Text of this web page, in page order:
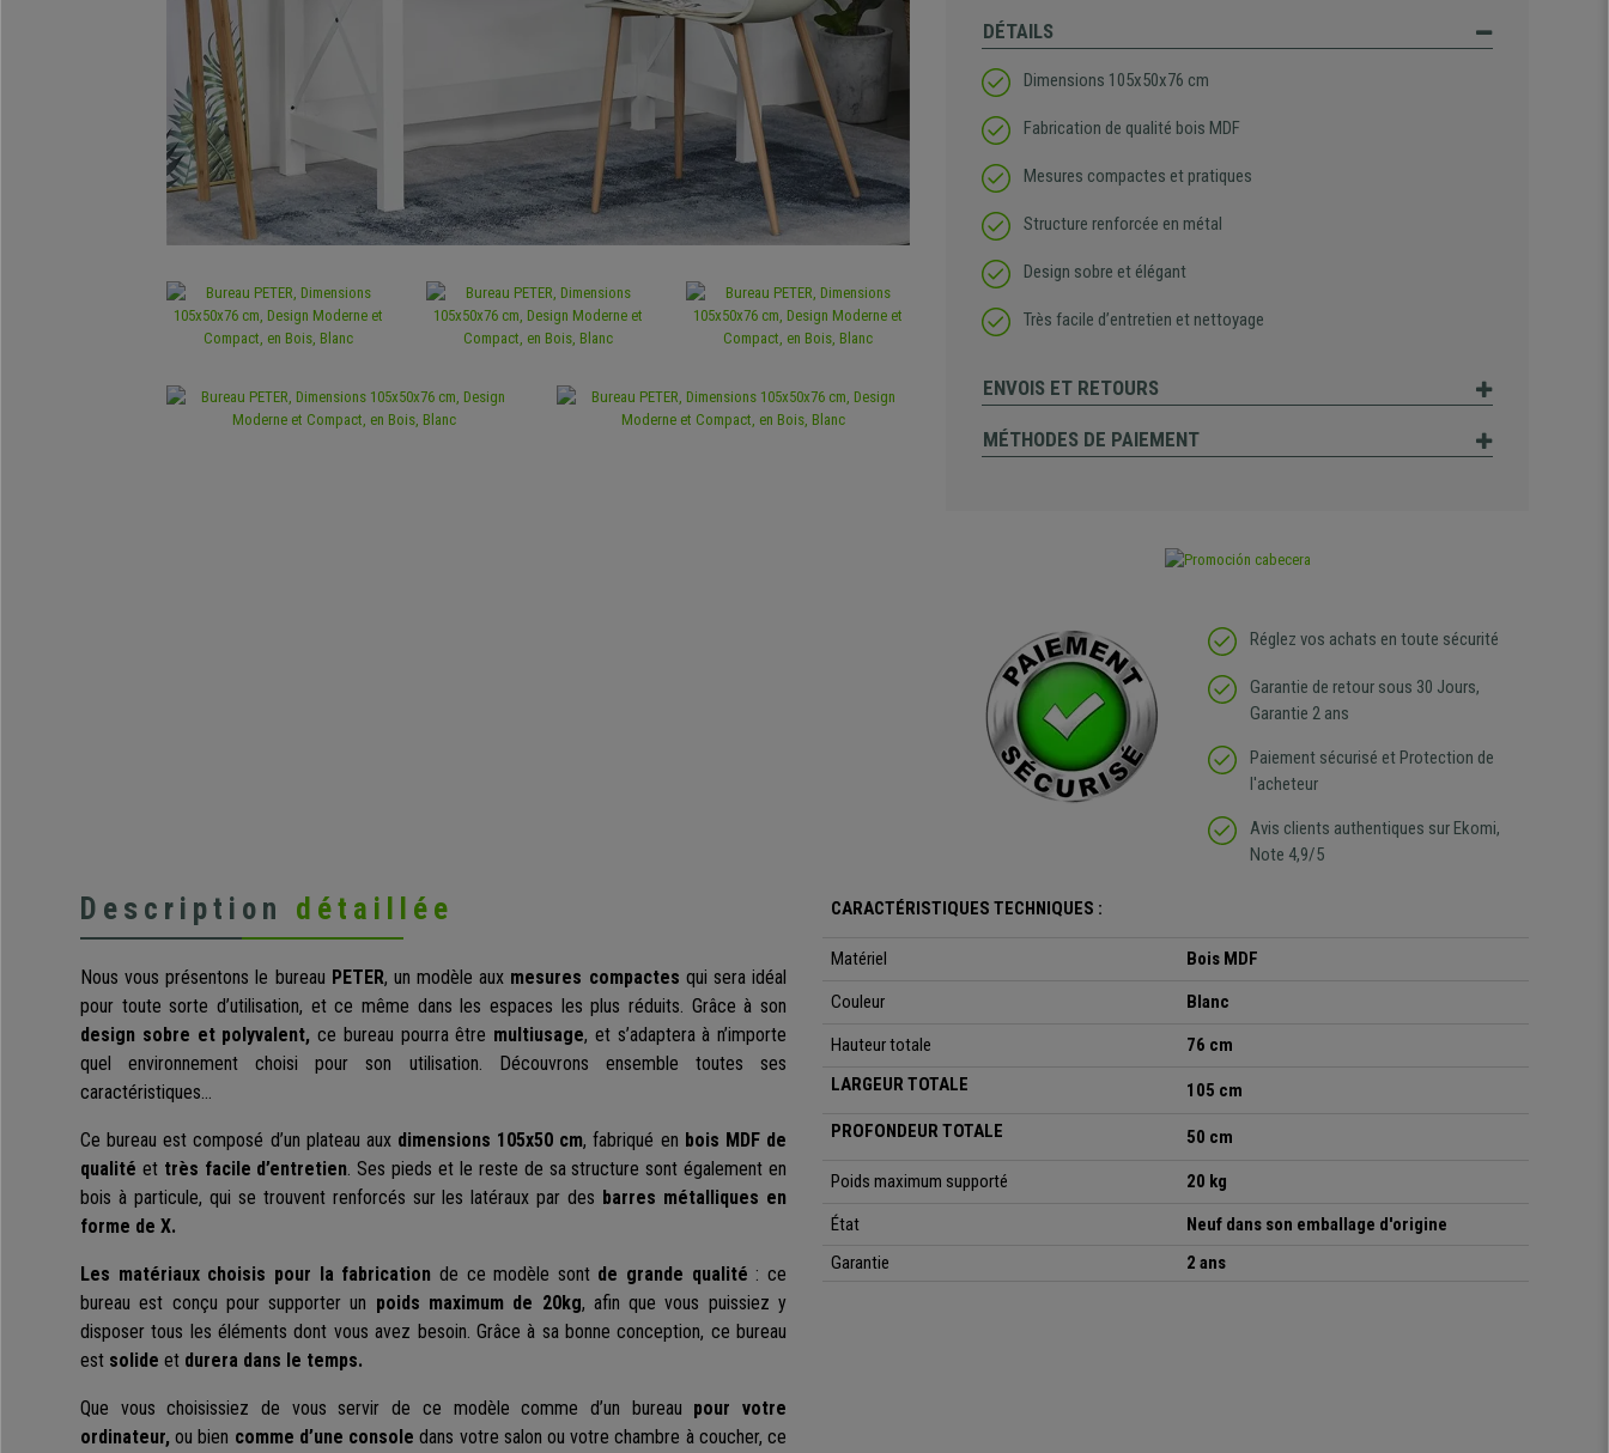
DÉTAILS
Dimensions 105x50x76 cm
Fabrication de qualité bois MDF
Mesures compactes et pratiques
Structure renforcée en métal
Design sobre et élégant
Très facile d’entretien et nettoyage
ENVOIS ET RETOURS
MÉTHODES DE PAIEMENT
Réglez vos achats en toute sécurité
Garantie de retour sous 30 Jours,
Garantie 2 ans
Paiement sécurisé et Protection de
l'acheteur
Avis clients authentiques sur Ekomi,
Note 4,9/5
Description détaillée
Nous vous présentons le bureau PETER, un modèle aux mesures compactes qui sera idéal
pour toute sorte d’utilisation, et ce même dans les espaces les plus réduits. Grâce à son
design sobre et polyvalent, ce bureau pourra être multiusage, et s’adaptera à n’importe
quel environnement choisi pour son utilisation. Découvrons ensemble toutes ses
caractéristiques…
Ce bureau est composé d’un plateau aux dimensions 105x50 cm, fabriqué en bois MDF de
qualité ettrès facile d’entretien. Ses pieds et le reste de sa structure sont également en
bois à particule, qui se trouvent renforcés sur les latéraux par des barres métalliques en
forme de X.
Les matériaux choisis pour la fabrication de ce modèle sont de grande qualité : ce
bureau est conçu pour supporter un poids maximum de 20kg, afin que vous puissiez y
disposer tous les éléments dont vous avez besoin. Grâce à sa bonne conception, ce bureau
est solide et durera dans le temps.
Que vous choisissiez de vous servir de ce modèle comme d’un bureau pour votre
ordinateur, ou bien comme d’une console dans votre salon ou votre chambre à coucher, ce
CARACTÉRISTIQUES TECHNIQUES :
Matériel
Bois MDF
Couleur
Blanc
Hauteur totale
76 cm
LARGEUR TOTALE
105 cm
PROFONDEUR TOTALE
50 cm
Poids maximum supporté
20 kg
État
Neuf dans son emballage d'origine
Garantie
2 ans